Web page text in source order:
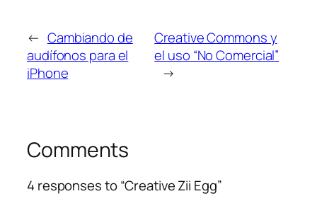
← Cambiando de
audífonos para el
iPhone
Creative Commons y
el uso “No Comercial”
→
Comments
4 responses to “Creative Zii Egg”